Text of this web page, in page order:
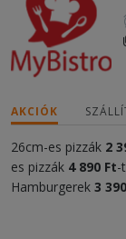
AKCIÓK
26cm-es pizzák 2
es pizzák 4 890 Ft-
Hamburgerek 3